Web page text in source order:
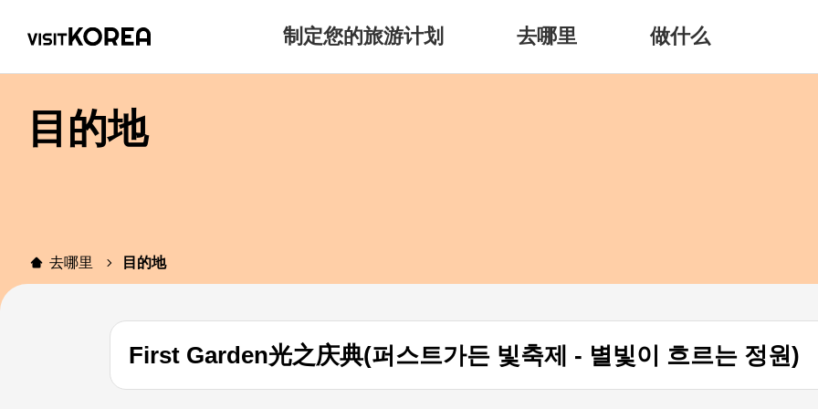
制定您的旅游计划 去哪里 做什么
目的地
去哪里 目的地
First Garden光之庆典(퍼스트가든 빛축제 - 별빛이 흐르는 정원)